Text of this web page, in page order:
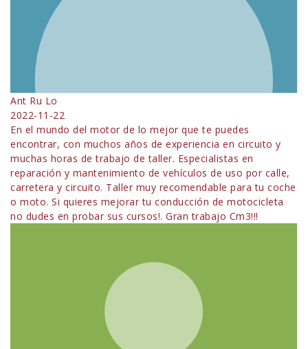
Ant Ru Lo
2022-11-22
En el mundo del motor de lo mejor que te puedes
encontrar, con muchos años de experiencia en circuito y
muchas horas de trabajo de taller. Especialistas en
reparación y mantenimiento de vehículos de uso por calle,
carretera y circuito. Taller muy recomendable para tu coche
o moto. Si quieres mejorar tu conducción de motocicleta
no dudes en probar sus cursos!. Gran trabajo Cm3!!!